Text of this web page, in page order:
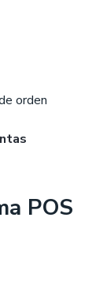
orden
POS